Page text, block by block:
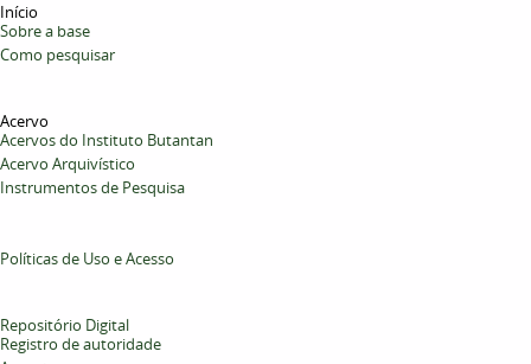
Início
Sobre a base
Como pesquisar
Acervo
Acervos do Instituto Butantan
Acervo Arquivístico
Instrumentos de Pesquisa
Políticas de Uso e Acesso
Repositório Digital
Registro de autoridade